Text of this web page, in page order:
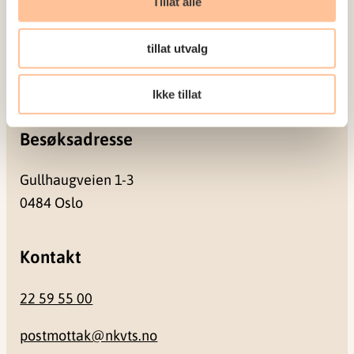
tillat utvalg
Ikke tillat
Postadresse
Besøksadresse
Gullhaugveien 1-3
0484 Oslo
Kontakt
22 59 55 00
postmottak@nkvts.no